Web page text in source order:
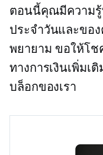
ตอนนี้คุณมีความรู้
ประจำวันและขอ
พยายาม ขอให้โช
ทางการเงินเพิ่มเ
บล็อกของเรา